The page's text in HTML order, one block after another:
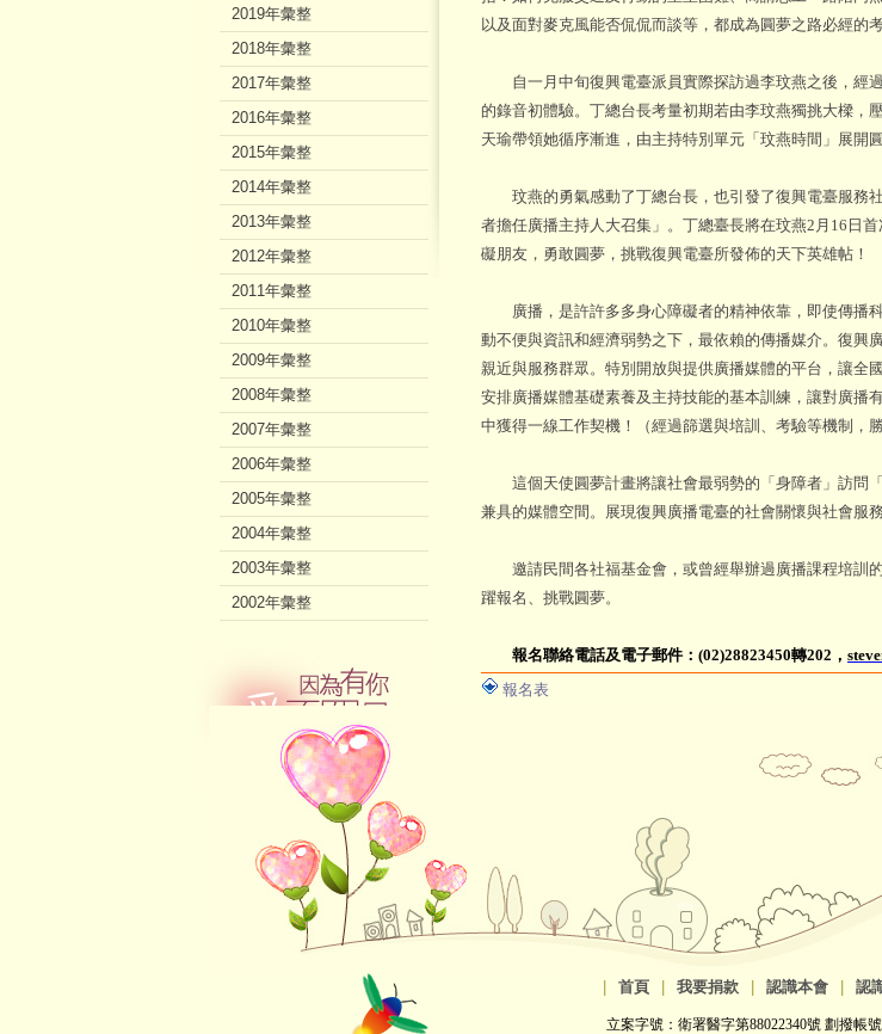
以及面對麥克風能否侃侃而談等，都成為圓夢之路必經的考
自一月中旬復興電臺派員實際探訪過李玟燕之後，經
的錄音初體驗。丁總台長考量初期若由李玟燕獨挑大樑，
天瑜帶領她循序漸進，由主持特別單元「玟燕時間」展開
玟燕的勇氣感動了丁總台長，也引發了復興電臺服務
者擔任廣播主持人大召集」。丁總臺長將在玟燕2月16日
礙朋友，勇敢圓夢，挑戰復興電臺所發佈的天下英雄帖！
廣播，是許許多多身心障礙者的精神依靠，即使傳播
動不便與資訊和經濟弱勢之下，最依賴的傳播媒介。復興
親近與服務群眾。特別開放與提供廣播媒體的平台，讓全
安排廣播媒體基礎素養及主持技能的基本訓練，讓對廣播
中獲得一線工作契機！（經過篩選與培訓、考驗等機制，
這個天使圓夢計畫將讓社會最弱勢的「身障者」訪問
兼具的媒體空間。展現復興廣播電臺的社會關懷與社會服
邀請民間各社福基金會，或曾經舉辦過廣播課程培訓
躍報名、挑戰圓夢。
報名聯絡電話及電子郵件：(02)28823450轉202，
報名表
2019年彙整
2018年彙整
2017年彙整
2016年彙整
2015年彙整
2014年彙整
2013年彙整
2012年彙整
2011年彙整
2010年彙整
2009年彙整
2008年彙整
2007年彙整
2006年彙整
2005年彙整
2004年彙整
2003年彙整
2002年彙整
首頁 我要捐款 認識本會 認
立案字號：衛署醫字第88022340號 劃撥帳